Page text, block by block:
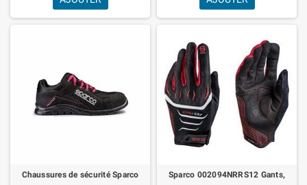
Chaussures de sécurité Sparco
Sparco 002094NRRS12 Gants,